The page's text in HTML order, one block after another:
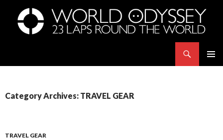
世界23周の旅｜WORLD ODYSSEY: 23 Laps Rond The World
Category Archives: TRAVEL GEAR
TRAVEL GEAR